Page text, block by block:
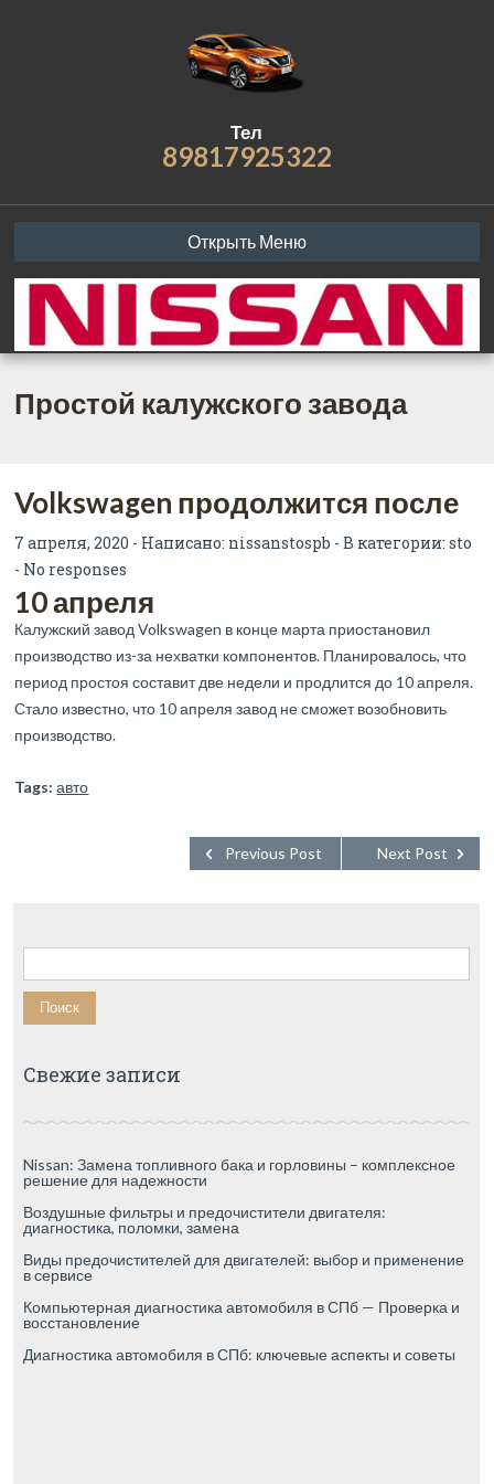
Тел
89817925322
Открыть Меню
Простой калужского завода
Volkswagen продолжится после
10 апреля
7 апреля, 2020 - Написано: nissanstospb - В категории:sto
- No responses
Калужский завод Volkswagen в конце марта приостановил
производство из-за нехватки компонентов. Планировалось, что
период простоя составит две недели и продлится до 10 апреля.
Стало известно, что 10 апреля завод не сможет возобновить
производство.
Tags: авто
Next Post
Previous Post
Найти:
Свежие записи
Nissan: Замена топливного бака и горловины – комплексное
решение для надежности
Воздушные фильтры и предочистители двигателя:
диагностика, поломки, замена
Виды предочистителей для двигателей: выбор и применение
в сервисе
Компьютерная диагностика автомобиля в СПб — Проверка и
восстановление
Диагностика автомобиля в СПб: ключевые аспекты и советы